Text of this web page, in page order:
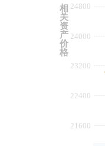
21600
22400
23200
24000
24800
相
关
资
产
价
格